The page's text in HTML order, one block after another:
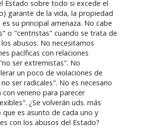
Estado sobre todo si excede el
garante de la vida, la propiedad
su principal amenaza. No cabe
o "centristas" cuando se trata de
abusos. No necesitamos
pacíficas con relaciones
ser extremistas". No
un poco de violaciones de
ser radicales". No es necesario
con veneno para parecer
¿Se volverán uds. más
es asunto de cada uno y
con los abusos del Estado?